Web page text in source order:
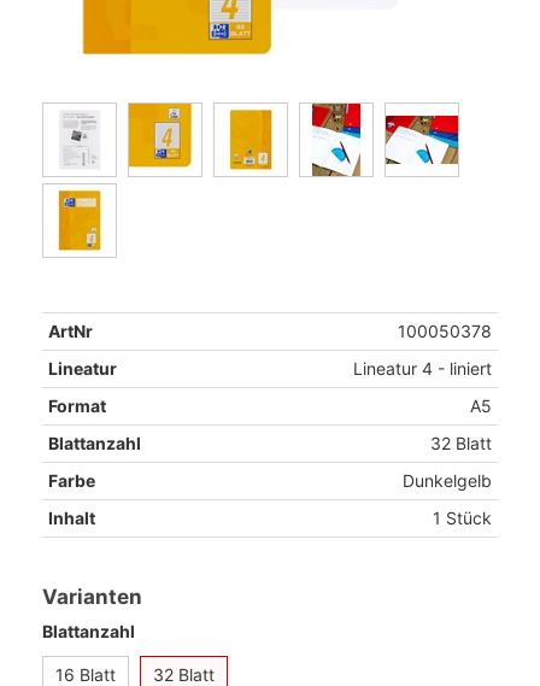
ArtNr
100050378
Lineatur
Lineatur 4 - liniert
Format
A5
Blattanzahl
32 Blatt
Farbe
Dunkelgelb
Inhalt
1 Stück
Varianten
Blattanzahl
16 Blatt 32 Blatt